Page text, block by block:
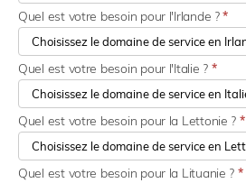
Quel est votre besoin pour l'Irlande ?*
Quel est votre besoin pour l'Italie ? *
Quel est votre besoin pour la Lettonie ? *
Quel est votre besoin pour la Lituanie ? *